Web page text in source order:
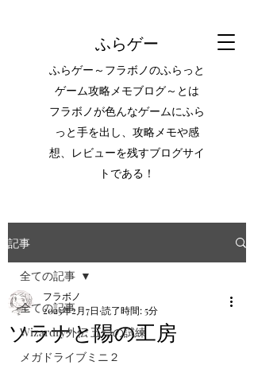
ふらゲー
ふらゲー～フラボノのふらっと
ゲーム攻略メモブログ～とは
フラボノが色んなゲームにふら
っと手を出し、攻略メモや感
想、レビューを残すブログサイ
トである！
記事
全ての記事
Wizardry外伝 五つの試練
メガドライブミニ２
全ての記事
ソラナと陽の工房
フラボノ
2023年2月7日 読了時間: 5分